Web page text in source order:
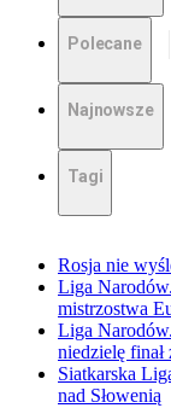
Polecane
Najnowsze
Tagi
Rosja nie
Liga
mistrzostwa
Liga
niedzielę finał
Siatkarska
nad Słowenią